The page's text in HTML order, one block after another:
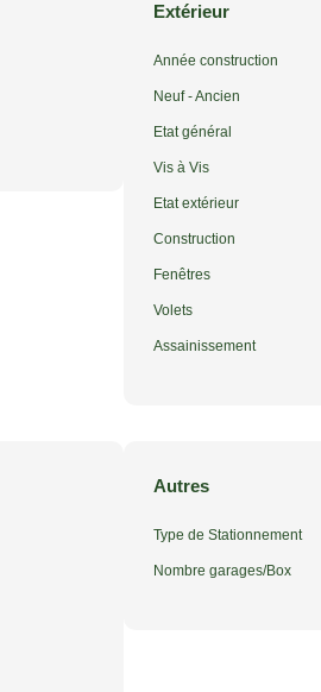
Extérieur
Année construction
Neuf - Ancien
Etat général
Vis à Vis
Etat extérieur
Construction
Fenêtres
Volets
Assainissement
Autres
Type de Stationnement
Nombre garages/Box